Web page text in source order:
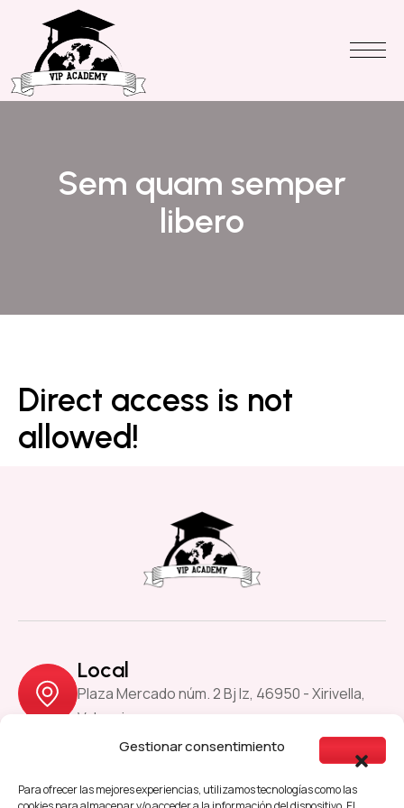
Gestionar consentimiento
Para ofrecer las mejores experiencias, utilizamos tecnologías como las
Sem quam semper
libero
Direct access is not
allowed!
Local
Plaza Mercado núm. 2 Bj Iz, 46950 - Xirivella,
Valencia